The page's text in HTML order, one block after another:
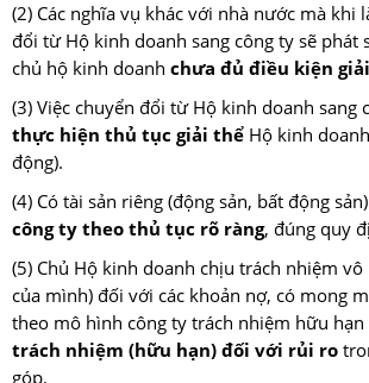
(2) Các nghĩa vụ khác với nhà nước mà khi
đổi từ Hộ kinh doanh sang công ty sẽ phát
chủ hộ kinh doanh chưa đủ điều kiện
(3) Việc chuyển đổi từ Hộ kinh doanh sang
thực hiện thủ tục giải thể Hộ kinh
động).
(4) Có tài sản riêng (động sản, bất động
công ty theo thủ tục rõ ràng, đúng quy
(5) Chủ Hộ kinh doanh chịu trách nhiệm vô
của mình) đối với các khoản nợ, có mong
theo mô hình công ty trách nhiệm hữu hạn
trách nhiệm (hữu hạn) đối với rủi ro
góp.